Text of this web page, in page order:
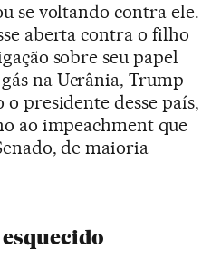
se voltando contra ele.
aberta contra o filho
sobre seu papel
na Ucrânia, Trump
presidente desse país,
ao impeachment que
de maioria